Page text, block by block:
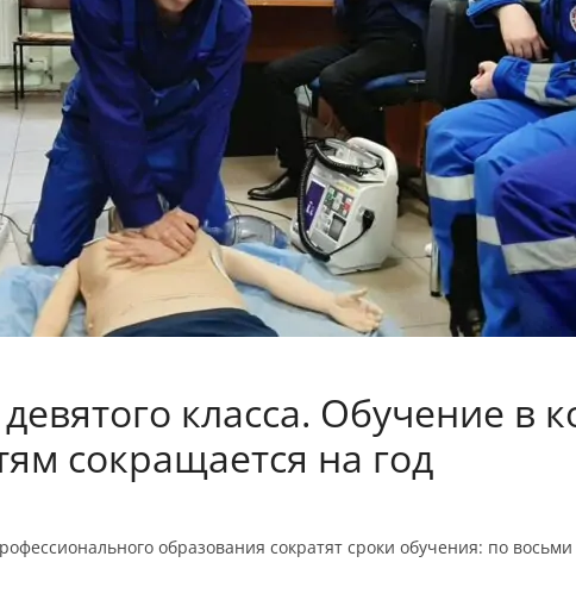
класса. Обучение в
сокращается на год
образования сократят сроки обучения: по